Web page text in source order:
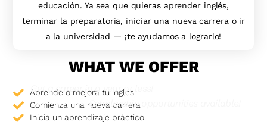
Get a career in a year or less!
Scholarship opportunities available!
educación. Ya sea que quieras aprender inglés,
terminar la preparatoria, iniciar una nueva carrera o ir
a la universidad — ¡te ayudamos a lograrlo!
WHAT WE OFFER
Aprende o mejora tu inglés
Comienza una nueva carrera
Inicia un aprendizaje práctico